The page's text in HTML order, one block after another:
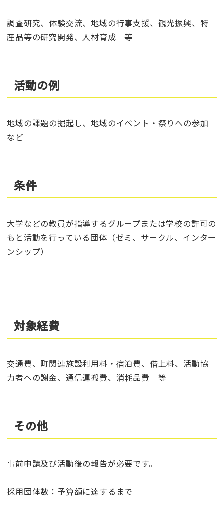
調査研究、体験交流、地域の行事支援、観光振興、特
産品等の研究開発、人材育成 等
活動の例
地域の課題の掘起し、地域のイベント・祭りへの参加
など
条件
大学などの教員が指導するグループまたは学校の許可の
もと活動を行っている団体（ゼミ、サークル、インター
ンシップ）
対象経費
交通費、町関連施設利用料・宿泊費、借上料、活動協
力者への謝金、通信運搬費、消耗品費 等
その他
事前申請及び活動後の報告が必要です。
採用団体数：予算額に達するまで